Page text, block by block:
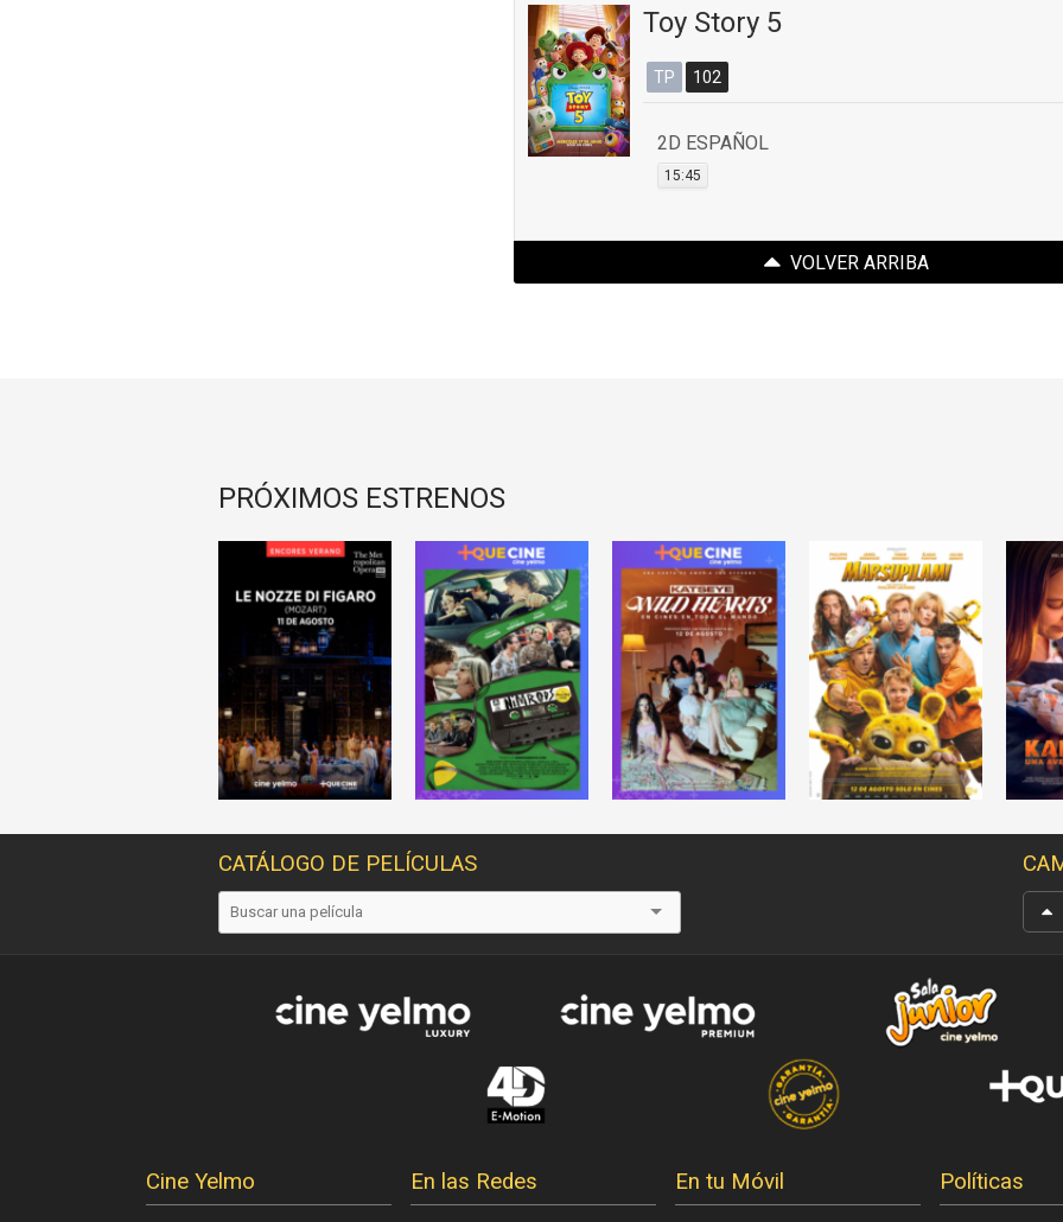
Toy Story 5
TP 102
2D ESPAÑOL
15:45
VOLVER ARRIBA
PRÓXIMOS ESTRENOS
CATÁLOGO DE PELÍCULAS
Cine Yelmo En las Redes En tu Móvil Políticas